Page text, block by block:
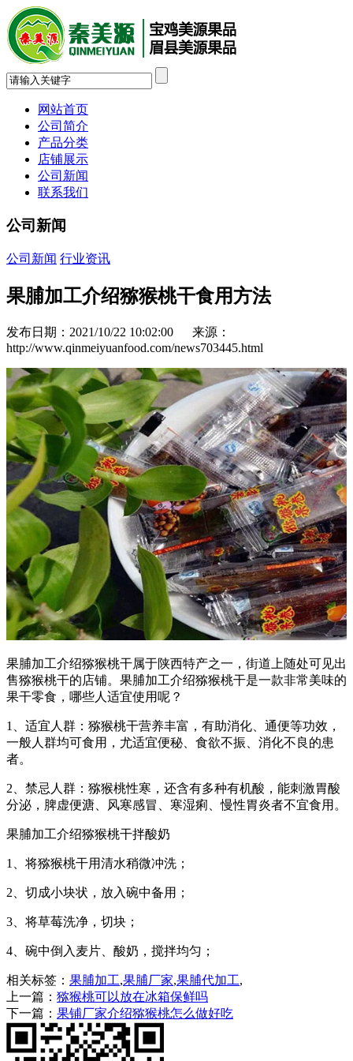
网站首页
公司简介
产品分类
店铺展示
公司新闻
联系我们
公司新闻
公司新闻 行业资讯
果脯加工介绍猕猴桃干食用方法
发布日期：2021/10/22 10:02:00 来源：
http://www.qinmeiyuanfood.com/news703445.html
果脯加工介绍猕猴桃干属于陕西特产之一，街道上随处可见出
售猕猴桃干的店铺。果脯加工介绍猕猴桃干是一款非常美味的
果干零食，哪些人适宜使用呢？
1、适宜人群：猕猴桃干营养丰富，有助消化、通便等功效，
一般人群均可食用，尤适宜便秘、食欲不振、消化不良的患
者。
2、禁忌人群：猕猴桃性寒，还含有多种有机酸，能刺激胃酸
分泌，脾虚便溏、风寒感冒、寒湿痢、慢性胃炎者不宜食用。
果脯加工介绍猕猴桃干拌酸奶
1、将猕猴桃干用清水稍微冲洗；
2、切成小块状，放入碗中备用；
3、将草莓洗净，切块；
4、碗中倒入麦片、酸奶，搅拌均匀；
相关标签： 果脯加工,果脯厂家,果脯代加工,
上一篇： 猕猴桃可以放在冰箱保鲜吗
下一篇： 果铺厂家介绍猕猴桃怎么做好吃